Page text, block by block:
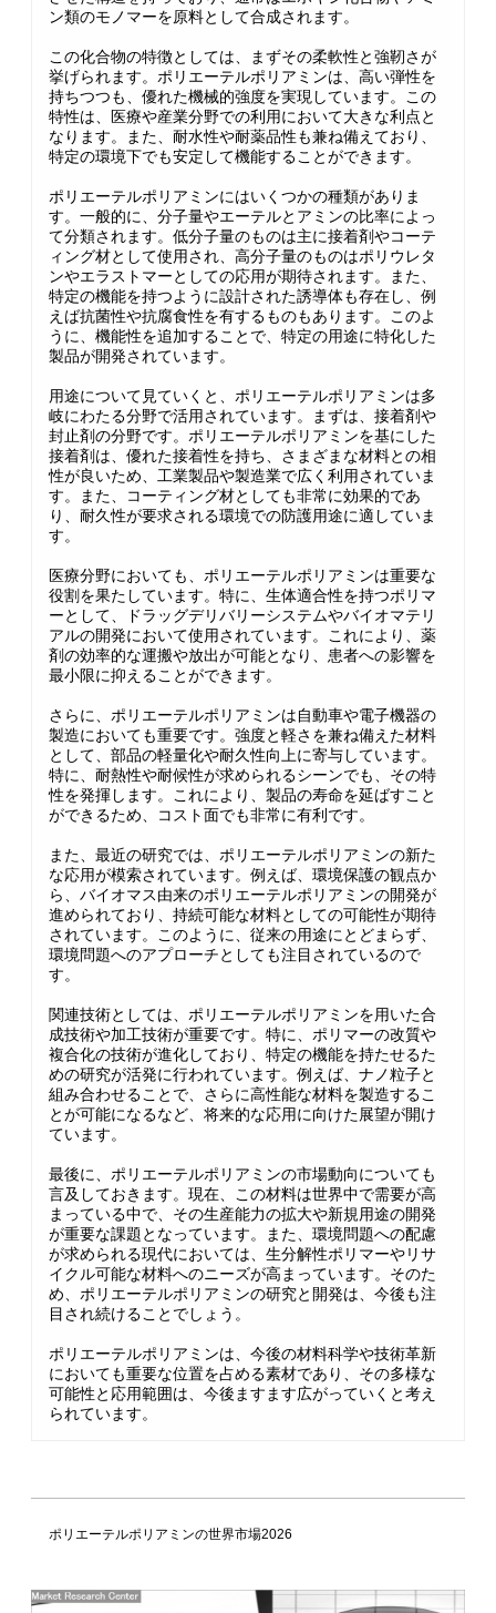
ン類のモノマーを原料として合成されます。
この化合物の特徴としては、まずその柔軟性と強靭さが
挙げられます。ポリエーテルポリアミンは、高い弾性を
持ちつつも、優れた機械的強度を実現しています。この
特性は、医療や産業分野での利用において大きな利点と
なります。また、耐水性や耐薬品性も兼ね備えており、
特定の環境下でも安定して機能することができます。
ポリエーテルポリアミンにはいくつかの種類がありま
す。一般的に、分子量やエーテルとアミンの比率によっ
て分類されます。低分子量のものは主に接着剤やコーテ
ィング材として使用され、高分子量のものはポリウレタ
ンやエラストマーとしての応用が期待されます。また、
特定の機能を持つように設計された誘導体も存在し、例
えば抗菌性や抗腐食性を有するものもあります。このよ
うに、機能性を追加することで、特定の用途に特化した
製品が開発されています。
用途について見ていくと、ポリエーテルポリアミンは多
岐にわたる分野で活用されています。まずは、接着剤や
封止剤の分野です。ポリエーテルポリアミンを基にした
接着剤は、優れた接着性を持ち、さまざまな材料との相
性が良いため、工業製品や製造業で広く利用されていま
す。また、コーティング材としても非常に効果的であ
り、耐久性が要求される環境での防護用途に適していま
す。
医療分野においても、ポリエーテルポリアミンは重要な
役割を果たしています。特に、生体適合性を持つポリマ
ーとして、ドラッグデリバリーシステムやバイオマテリ
アルの開発において使用されています。これにより、薬
剤の効率的な運搬や放出が可能となり、患者への影響を
最小限に抑えることができます。
さらに、ポリエーテルポリアミンは自動車や電子機器の
製造においても重要です。強度と軽さを兼ね備えた材料
として、部品の軽量化や耐久性向上に寄与しています。
特に、耐熱性や耐候性が求められるシーンでも、その特
性を発揮します。これにより、製品の寿命を延ばすこと
ができるため、コスト面でも非常に有利です。
また、最近の研究では、ポリエーテルポリアミンの新た
な応用が模索されています。例えば、環境保護の観点か
ら、バイオマス由来のポリエーテルポリアミンの開発が
進められており、持続可能な材料としての可能性が期待
されています。このように、従来の用途にとどまらず、
環境問題へのアプローチとしても注目されているので
す。
関連技術としては、ポリエーテルポリアミンを用いた合
成技術や加工技術が重要です。特に、ポリマーの改質や
複合化の技術が進化しており、特定の機能を持たせるた
めの研究が活発に行われています。例えば、ナノ粒子と
組み合わせることで、さらに高性能な材料を製造するこ
とが可能になるなど、将来的な応用に向けた展望が開け
ています。
最後に、ポリエーテルポリアミンの市場動向についても
言及しておきます。現在、この材料は世界中で需要が高
まっている中で、その生産能力の拡大や新規用途の開発
が重要な課題となっています。また、環境問題への配慮
が求められる現代においては、生分解性ポリマーやリサ
イクル可能な材料へのニーズが高まっています。そのた
め、ポリエーテルポリアミンの研究と開発は、今後も注
目され続けることでしょう。
ポリエーテルポリアミンは、今後の材料科学や技術革新
においても重要な位置を占める素材であり、その多様な
可能性と応用範囲は、今後ますます広がっていくと考え
られています。
ポリエーテルポリアミンの世界市場2026